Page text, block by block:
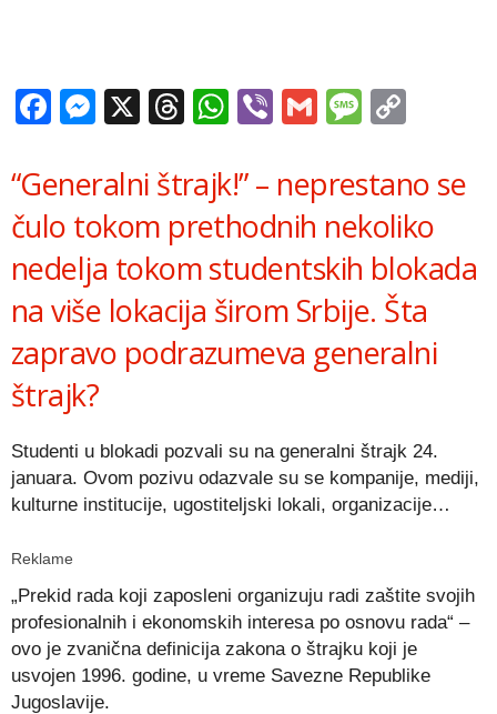
Facebook
Messenger
X Threads
WhatsApp
ViberGmail
“Generalni štrajk!” – neprestano se
čulo tokom prethodnih nekoliko
nedelja tokom studentskih blokada
na više lokacija širom Srbije. Šta
zapravo podrazumeva generalni
štrajk?
Studenti u blokadi pozvali su na generalni štrajk 24.
januara. Ovom pozivu odazvale su se kompanije, mediji,
kulturne institucije, ugostiteljski lokali, organizacije…
Reklame
„Prekid rada koji zaposleni organizuju radi zaštite svojih
profesionalnih i ekonomskih interesa po osnovu rada“ –
ovo je zvanična definicija zakona o štrajku koji je
usvojen 1996. godine, u vreme Savezne Republike
Jugoslavije.